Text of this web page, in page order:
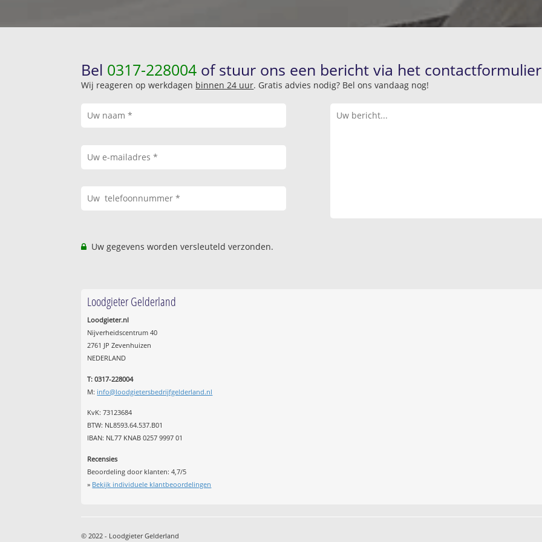
Bel 0317-228004 of stuur ons een bericht via het
Wij reageren op werkdagen binnen 24 uur. Gratis advies nodig? Bel ons vandaag nog!
Uw gegevens worden versleuteld verzonden.
Loodgieter Gelderland
Loodgieter.nl
Nijverheidscentrum 40
2761 JP Zevenhuizen
NEDERLAND
T: 0317-228004
M: info@loodgietersbedrijfgelderland.nl
KvK: 73123684
BTW: NL8593.64.537.B01
IBAN: NL77 KNAB 0257 9997 01
Recensies
Beoordeling door klanten:4,7/5
» Bekijk individuele klantbeoordelingen
© 2022 - Loodgieter Gelderland